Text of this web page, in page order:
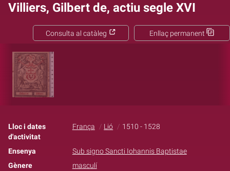
Villiers, Gilbert de, actiu segle XVI
Enllaç permanent
Consulta al catàleg
Lloc i dates
d'activitat
França Lió 1510 - 1528
Ensenya
Sub signo Sancti Iohannis Baptistae
Gènere
masculí